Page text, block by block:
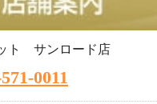
ト サンロード店
0011